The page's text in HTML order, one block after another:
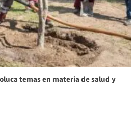
temas en materia de salud y